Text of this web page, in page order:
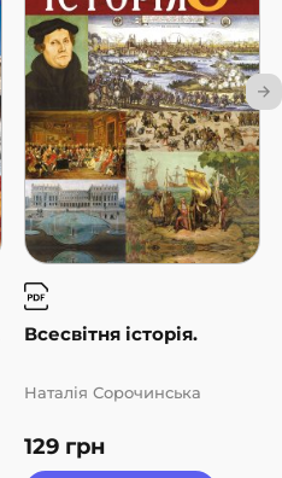
Всесвітня історія.
129 грн
Наталія Сорочинська